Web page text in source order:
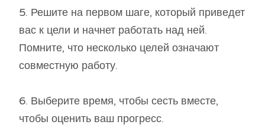
5. Решите на первом шаге, который приведет
вас к цели и начнет работать над ней.
Помните, что несколько целей означают
совместную работу.
6. Выберите время, чтобы сесть вместе,
чтобы оценить ваш прогресс.